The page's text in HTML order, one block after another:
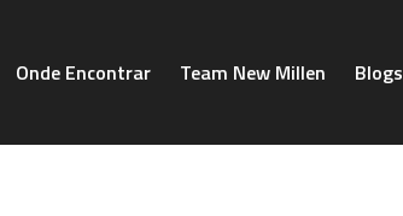
Onde Encontrar Team New Millen Blogs